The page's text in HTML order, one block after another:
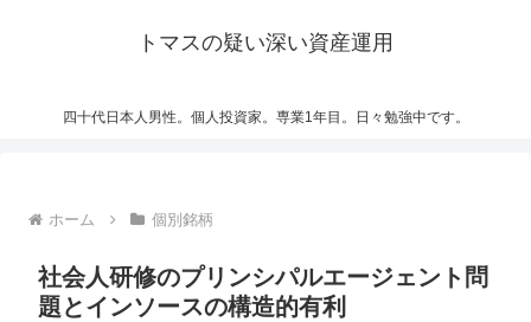
トマスの疑い深い資産運用
四十代日本人男性。個人投資家。専業1年目。日々勉強中です。
ホーム 個別銘柄
社会人研修のプリンシパルエージェント問
題とインソースの構造的有利